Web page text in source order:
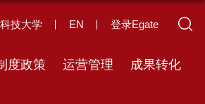
科技大学 EN 登录Egate
度政策 运营管理 成果转化